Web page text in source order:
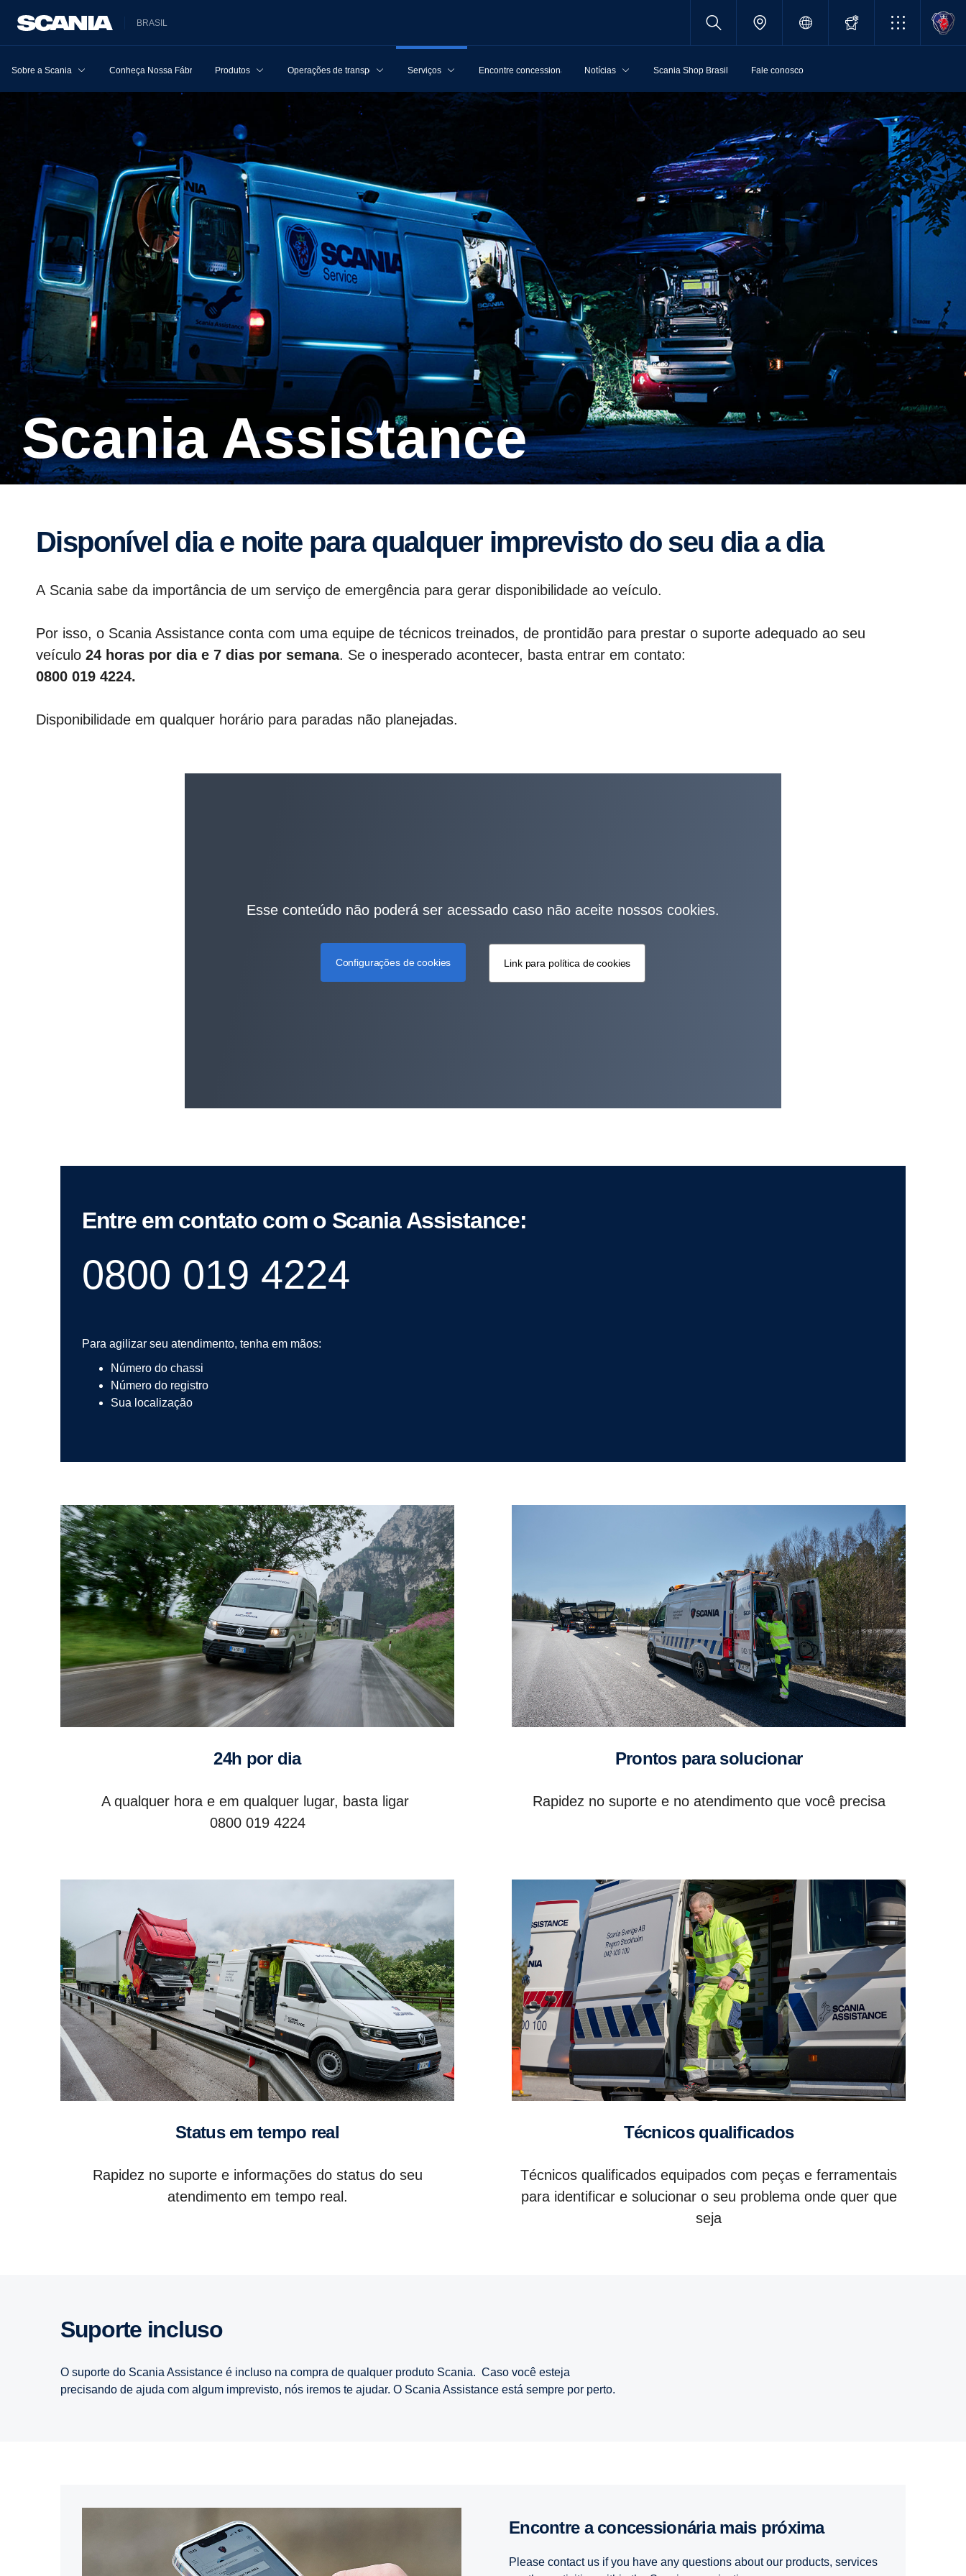
BRASIL
Sobre a Scania Conheça Nossa Fábrica Produtos Operações de transporte Serviços Encontre concessionárias Notícias Scania Shop Brasil Fale conosco
Scania Assistance
Disponível dia e noite para qualquer imprevisto do seu dia a dia
A Scania sabe da importância de um serviço de emergência para gerar disponibilidade ao veículo.
Por isso, o Scania Assistance conta com uma equipe de técnicos treinados, de prontidão para prestar o suporte adequado ao seu
veículo 24 horas por dia e 7 dias por semana. Se o inesperado acontecer, basta entrar em contato:
0800 019 4224.
Disponibilidade em qualquer horário para paradas não planejadas.
Esse conteúdo não poderá ser acessado caso não aceite nossos cookies.
Configurações de cookies Link para política de cookies
Entre em contato com o Scania Assistance:
0800 019 4224
Para agilizar seu atendimento, tenha em mãos:
Número do chassi
Número do registro
Sua localização
24h por dia
A qualquer hora e em qualquer lugar, basta ligar
0800 019 4224
Prontos para solucionar
Rapidez no suporte e no atendimento que você precisa
Status em tempo real
Rapidez no suporte e informações do status do seu
atendimento em tempo real.
Técnicos qualificados
Técnicos qualificados equipados com peças e ferramentais
para identificar e solucionar o seu problema onde quer que
seja
Suporte incluso
O suporte do Scania Assistance é incluso na compra de qualquer produto Scania. Caso você esteja
precisando de ajuda com algum imprevisto, nós iremos te ajudar. O Scania Assistance está sempre por perto.
Encontre a concessionária mais próxima
Please contact us if you have any questions about our products, services